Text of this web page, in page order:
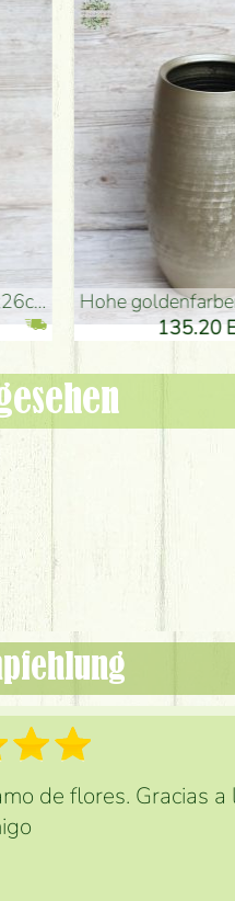
Vase (15x20cm)
EUR
de flores. Gracias